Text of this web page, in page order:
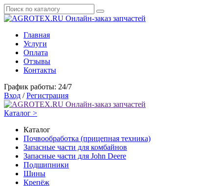
Онлайн-заказ запчастей
Главная
Услуги
Оплата
Отзывы
Контакты
График работы: 24/7
Вход / Регистрация
Онлайн-заказ запчастей
Каталог >
Каталог
Почвообработка (прицепная техника)
Запасные части для комбайнов
Запасные части для John Deere
Подшипники
Шины
Крепёж